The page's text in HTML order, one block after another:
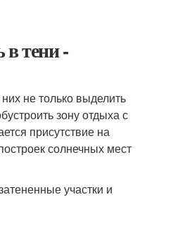
тени -
не только выделить
зону отдыха с
присутствие на
солнечных мест
участки и